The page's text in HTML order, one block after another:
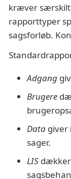
kræver særskilt
rapporttyper
sagsforløb.
Adgang
Brugere
Data giver
sager.
LIS